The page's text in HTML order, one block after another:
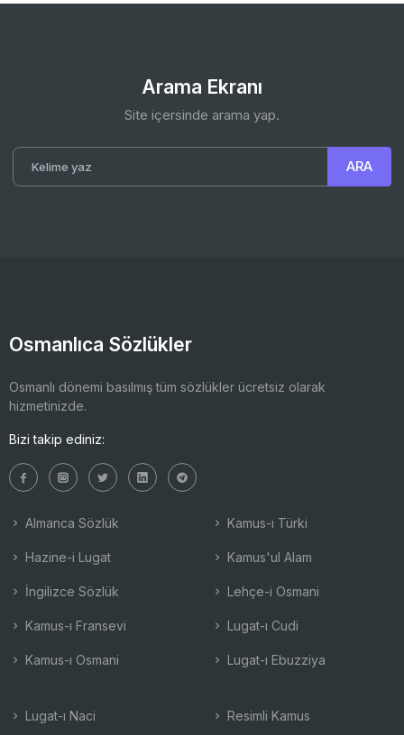
Arama Ekranı
Site içersinde arama yap.
Osmanlıca Sözlükler
Osmanlı dönemi basılmış tüm sözlükler ücretsiz olarak
hizmetinizde.
Bizi takip ediniz:
Almanca Sözlük
Hazine-i Lugat
İngilizce Sözlük
Kamus-ı Fransevi
Kamus-ı Osmani
Kamus-ı Türki
Kamus'ul Alam
Lehçe-i Osmani
Lugat-ı Cudi
Lugat-ı Ebuzziya
Lugat-ı Naci Resimli Kamus